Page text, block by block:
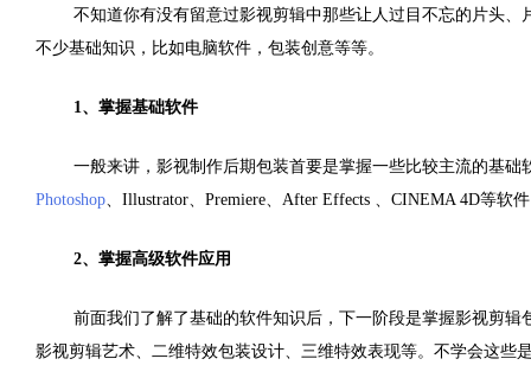
不知道你有没有留意过影视剪辑中那些让人过目不忘的片头
不少基础知识，比如电脑软件，包装创意等等。
1、掌握基础软件
一般来讲，影视制作后期包装首要是掌握一些比较主流的基
Photoshop、Illustrator、Premiere、After Effects 、CINEMA 4D等软
2、掌握高级软件应用
前面我们了解了基础的软件知识后，下一阶段是掌握影视剪
影视剪辑艺术、二维特效包装设计、三维特效表现等。不学会这些